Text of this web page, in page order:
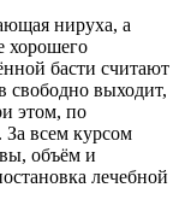
нируха, а
хорошего
басти считают
свободно выходит,
этом, по
всем курсом
объём и
лечебной